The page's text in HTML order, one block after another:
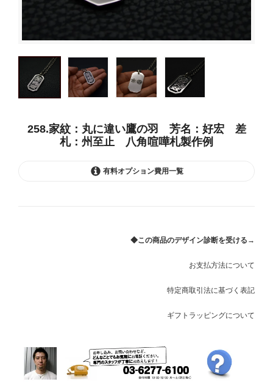
258.家紋：丸に違い鷹の羽 芳名：好宏 差
札：州至止 八角喧嘩札製作例
有料オプション費用一覧
銀と黒の２色（いぶし銀仕上げ）
◆この商品のデザイン診断を受ける→
お支払方法について
特定商取引法に基づく表記
ギフトラッピングについて